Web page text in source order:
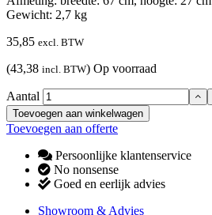
Gewicht: 2,7 kg
35,85 excl. BTW
(43,38 incl. BTW) Op voorraad
Aantal
Toevoegen aan winkelwagen
Toevoegen aan offerte
Persoonlijke klantenservice
No nonsense
Goed en eerlijk advies
Showroom & Advies